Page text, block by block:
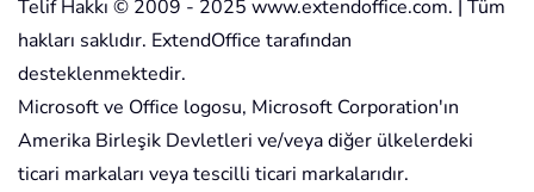
Telif Hakkı © 2009 - 2025 www.extendoffice.com. | Tüm
hakları saklıdır. ExtendOffice tarafından
desteklenmektedir.
Microsoft ve Office logosu, Microsoft Corporation'ın
Amerika Birleşik Devletleri ve/veya diğer ülkelerdeki
ticari markaları veya tescilli ticari markalarıdır.